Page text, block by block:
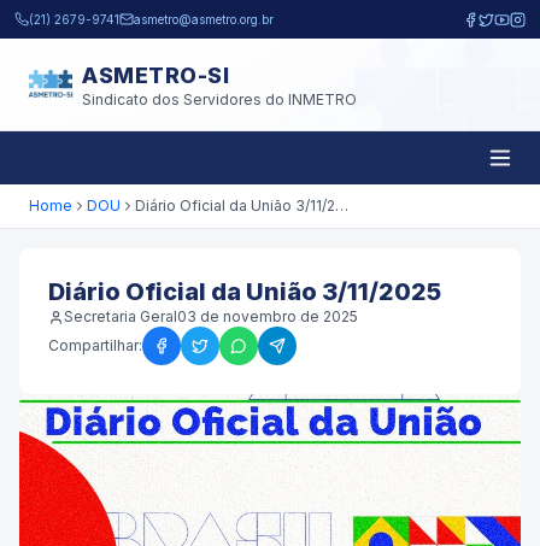
Pular para o conteúdo principal
(21) 2679-9741 asmetro@asmetro.org.br
ASMETRO-SI
Sindicato dos Servidores do INMETRO
Home DOU Diário Oficial da União 3/11/2025
Diário Oficial da União 3/11/2025
Secretaria Geral03 de novembro de 2025
Compartilhar: